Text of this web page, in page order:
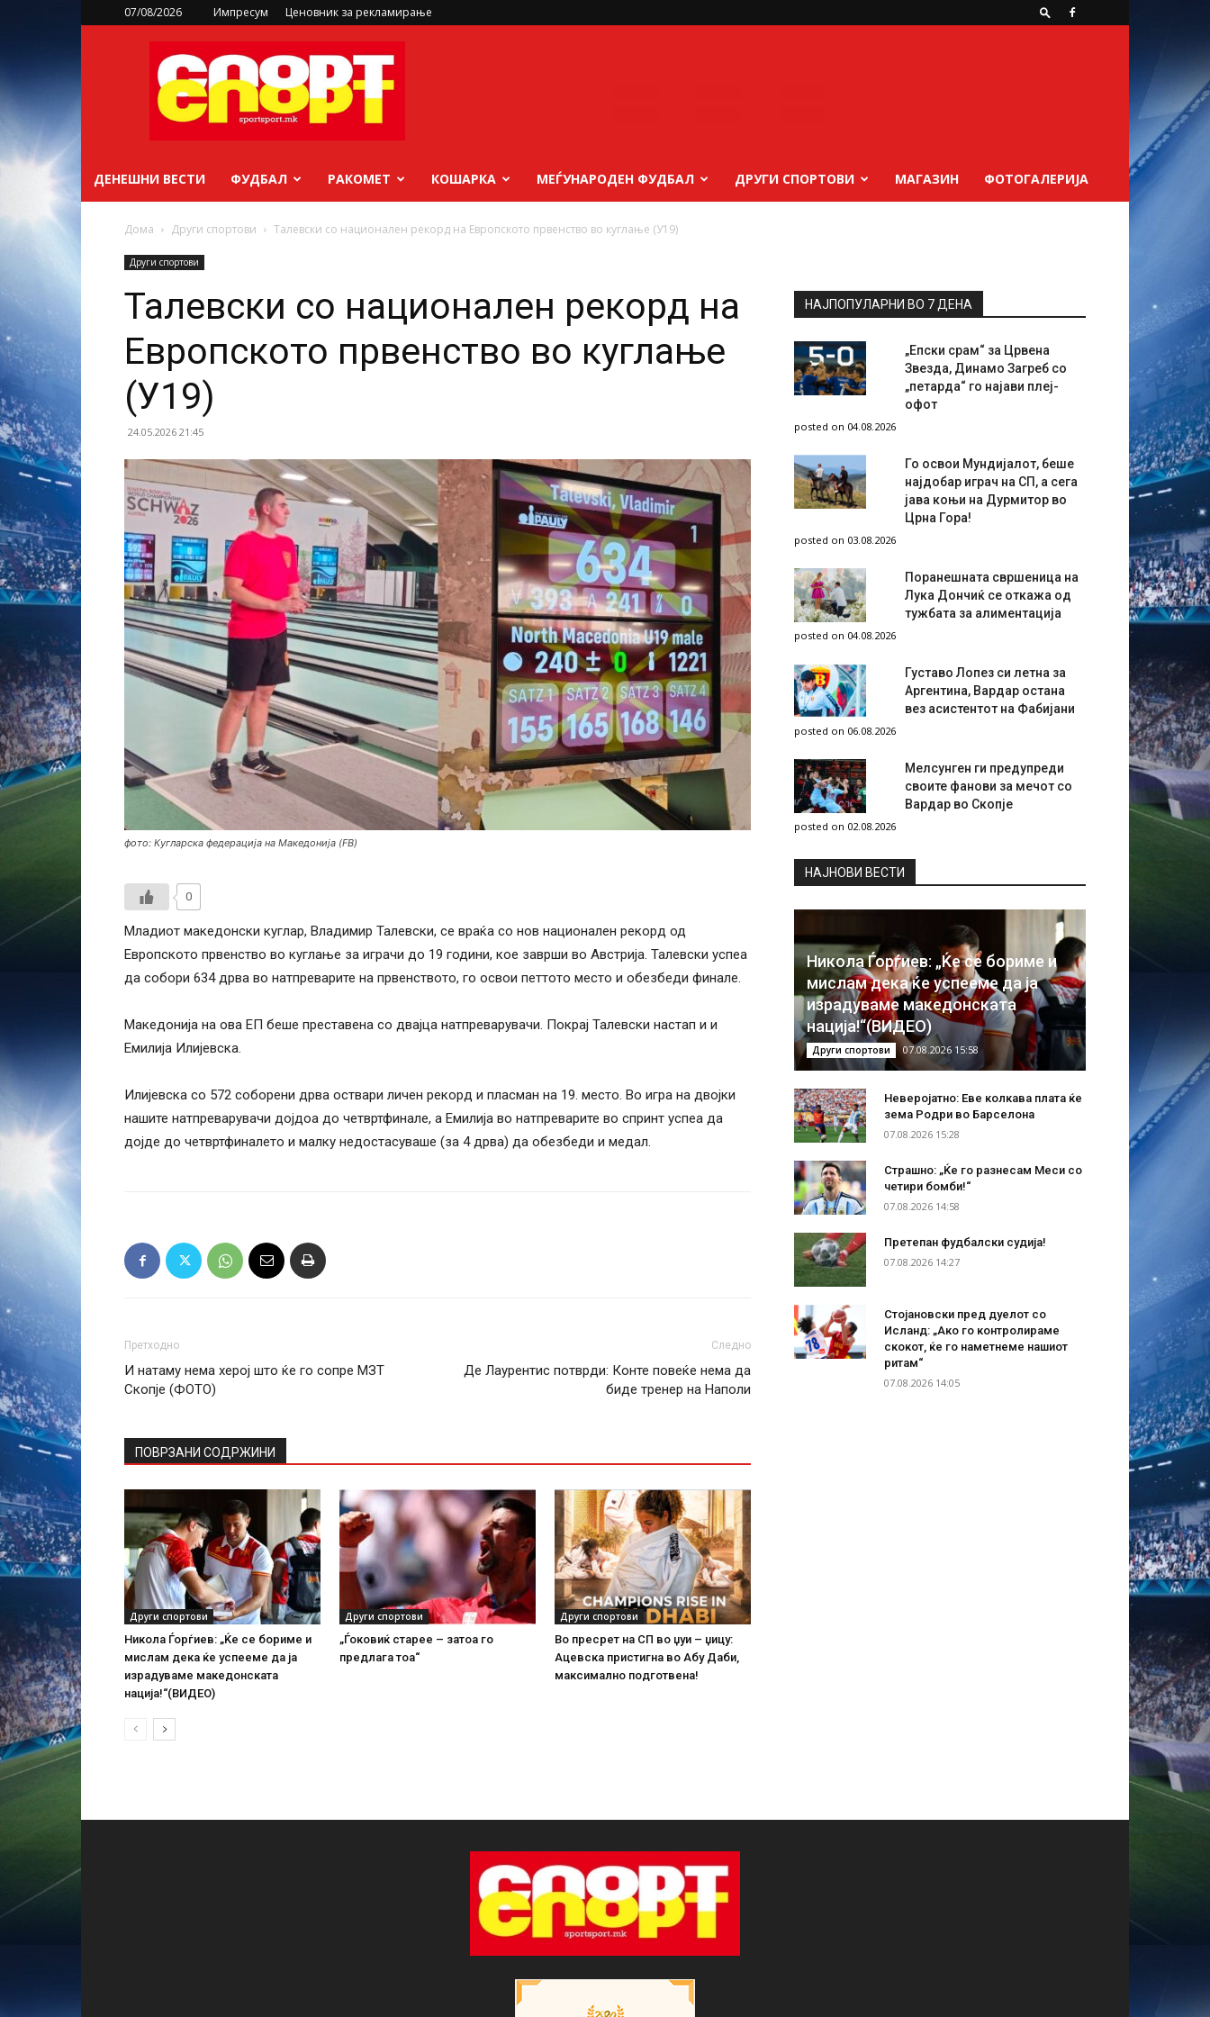
07/08/2026 Импресум Ценовник за рекламирање
sportsport.mk
ДЕНЕШНИ ВЕСТИ ФУДБАЛ РАКОМЕТ КОШАРКА МЕЃУНАРОДЕН ФУДБАЛ ДРУГИ СПОРТОВИ МАГАЗИН ФОТОГАЛЕРИЈА
Дома Други спортови Талевски со национален рекорд на Европското првенство во куглање (У19)
Други спортови
Талевски со национален рекорд на
Европското првенство во куглање
(У19)
24.05.2026 21:45
фото: Кугларска федерација на Македонија (FB)
0
Младиот македонски куглар, Владимир Талевски, се враќа со нов национален рекорд од
Европското првенство во куглање за играчи до 19 години, кое заврши во Австрија. Талевски успеа
да собори 634 дрва во натпреварите на првенството, го освои петтото место и обезбеди финале.
Македонија на ова ЕП беше преставена со двајца натпреварувачи. Покрај Талевски настап и и
Емилија Илијевска.
Илијевска со 572 соборени дрва оствари личен рекорд и пласман на 19. место. Во игра на двојки
нашите натпреварувачи дојдоа до четвртфинале, а Емилија во натпреварите во спринт успеа да
дојде до четвртфиналето и малку недостасуваше (за 4 дрва) да обезбеди и медал.
Претходно
И натаму нема херој што ќе го сопре МЗТ
Скопје (ФОТО)
Следно
Де Лаурентис потврди: Конте повеќе нема да
биде тренер на Наполи
ПОВРЗАНИ СОДРЖИНИ
Други спортови
Никола Ѓорѓиев: „Ќе се бориме и
мислам дека ќе успееме да ја
израдуваме македонската
нација!“(ВИДЕО)
Други спортови
„Ѓоковиќ старее – затоа го
предлага тоа“
Други спортови
Во пресрет на СП во џуи – џицу:
Ацевска пристигна во Абу Даби,
максимално подготвена!
НАЈПОПУЛАРНИ ВО 7 ДЕНА
„Епски срам“ за Црвена
Звезда, Динамо Загреб со
„петарда“ го најави плеј-
офот
posted on 04.08.2026
Го освои Мундијалот, беше
најдобар играч на СП, а сега
јава коњи на Дурмитор во
Црна Гора!
posted on 03.08.2026
Поранешната свршеница на
Лука Дончиќ се откажа од
тужбата за алиментација
posted on 04.08.2026
Густаво Лопез си летна за
Аргентина, Вардар остана
вез асистентот на Фабијани
posted on 06.08.2026
Мелсунген ги предупреди
своите фанови за мечот со
Вардар во Скопје
posted on 02.08.2026
НAЈНОВИ ВЕСТИ
Никола Ѓорѓиев: „Ќе се бориме и
мислам дека ќе успееме да ја
израдуваме македонската
нација!“(ВИДЕО)
Други спортови 07.08.2026 15:58
Неверојатно: Еве колкава плата ќе
зема Родри во Барселона
07.08.2026 15:28
Страшно: „Ќе го разнесам Меси со
четири бомби!“
07.08.2026 14:58
Претепан фудбалски судија!
07.08.2026 14:27
Стојановски пред дуелот со
Исланд: „Ако го контролираме
скокот, ќе го наметнеме нашиот
ритам“
07.08.2026 14:05